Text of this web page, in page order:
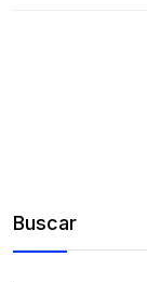
Buscar